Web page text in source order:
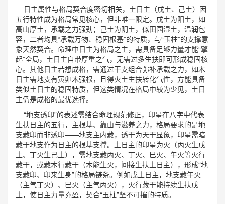
日主属性与格局契合度密切相关，土日主（戊土、己土）因
五行特性成为格局常见核心，但非唯一限定。戊土为阳土，如
高山厚土，承载之力强劲；己土为阴土，似田园湿土，温润包
容，二者均具“承载万物、稳固根基”的特质，与“玉柱”的支撑意
象天然契合。命理中日主为格局之主，需具备足够力量才能“擎
起”全局，土日主自带厚重之气，无需过多生扶即可形成稳固核
心。其他日主若想成格，需通过干支组合弥补承载之力，如木
日主需地支有寅卯木强根，且得火土生扶转化气性，方能具备
类似土日主的稳固特质，但这类情况在格局中较为少见，土日
主仍是成格的最优选择。
“地支透印”的表述需结合命理规范修正，印星在八字中代表
生扶日主的五行，主根基、靠山与滋养之力，格局要求的是地
支藏印而非透印——地支主内藏，透干为天干显象，印星需暗
藏于地支作为日主的根基支撑。土日主的印星为火（丙火生戊
土、丁火生己土），需地支藏丙火、丁火、巳火、午火等火行
藏干，或藏木行藏干（木能生火，间接生扶土日主），形成“地
支藏印、印来生身”的格局链条。例如戊土日主，地支藏午火
（主气丁火）、巳火（主气丙火），火行藏干能持续生扶戊
土，使日主力量充盈，契合“玉柱”坚不可摧的特质。